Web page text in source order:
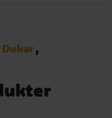
Dukar